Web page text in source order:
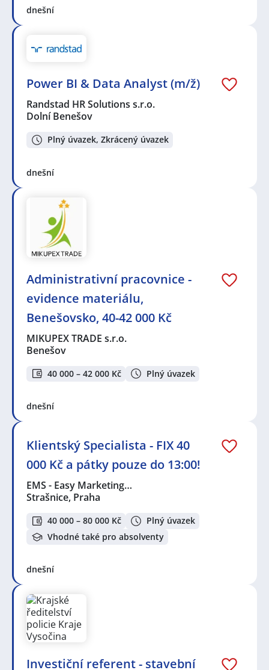
dnešní
Power BI & Data Analyst (m/ž)
Randstad HR Solutions s.r.o.
Dolní Benešov
Plný úvazek, Zkrácený úvazek
dnešní
Administrativní pracovnice -
evidence materiálu,
Benešovsko, 40-42 000 Kč
MIKUPEX TRADE s.r.o.
Benešov
40 000 – 42 000 Kč Plný úvazek
dnešní
Klientský Specialista - FIX 40
000 Kč a pátky pouze do 13:00!
EMS - Easy Marketing…
Strašnice, Praha
40 000 – 80 000 Kč
Plný úvazek
Vhodné také pro absolventy
dnešní
Investiční referent - stavební